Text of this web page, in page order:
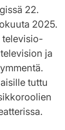
22.
2025.
televisio-
ja
tuttu